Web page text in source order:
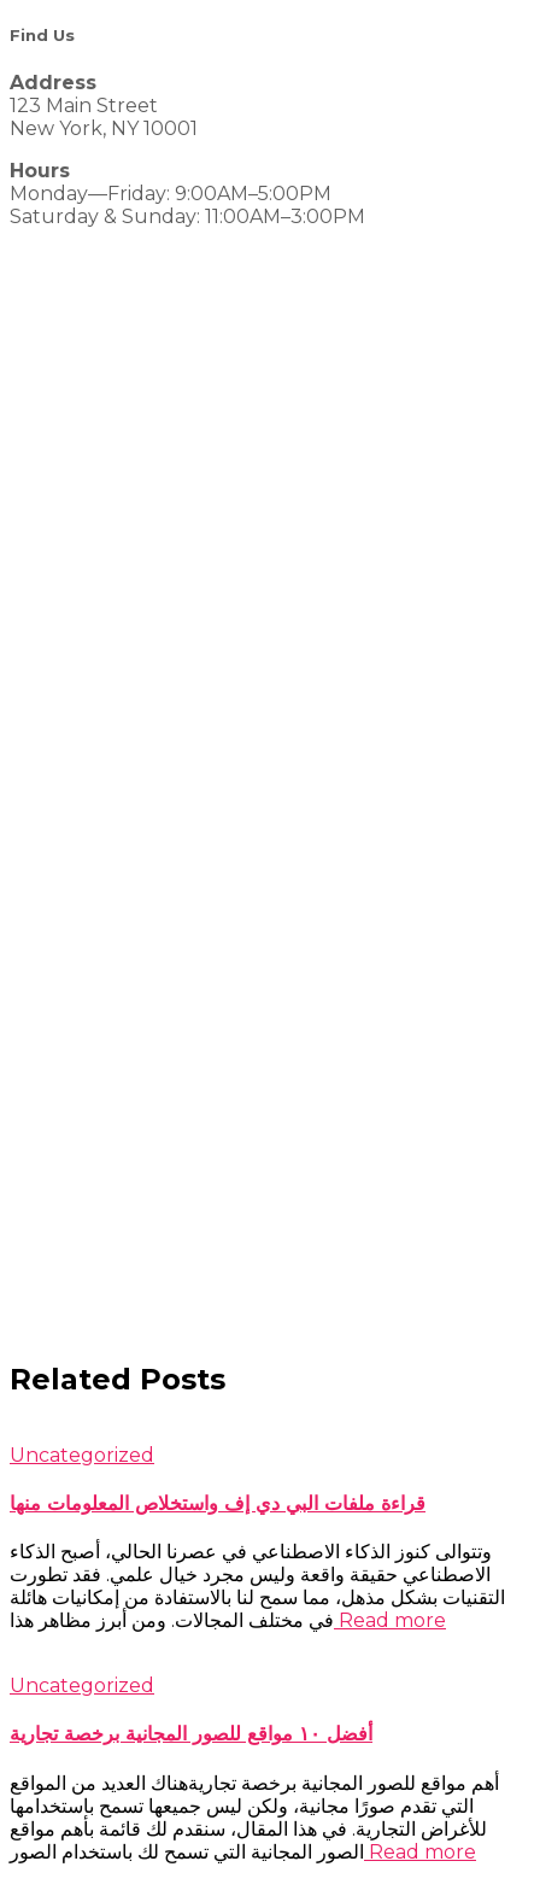
Find Us
Address
123 Main Street
New York, NY 10001
Hours
Monday—Friday: 9:00AM–5:00PM
Saturday & Sunday: 11:00AM–3:00PM
Related Posts
Uncategorized
قراءة ملفات البي دي إف واستخلاص المعلومات منها
وتتوالى كنوز الذكاء الاصطناعي في عصرنا الحالي، أصبح الذكاء
الاصطناعي حقيقة واقعة وليس مجرد خيال علمي. فقد تطورت
التقنيات بشكل مذهل، مما سمح لنا بالاستفادة من إمكانيات هائلة
في مختلف المجالات. ومن أبرز مظاهر هذا Read more
Uncategorized
أفضل ١٠ مواقع للصور المجانية برخصة تجارية
أهم مواقع للصور المجانية برخصة تجاريةهناك العديد من المواقع
التي تقدم صورًا مجانية، ولكن ليس جميعها تسمح باستخدامها
للأغراض التجارية. في هذا المقال، سنقدم لك قائمة بأهم مواقع
الصور المجانية التي تسمح لك باستخدام الصور Read more